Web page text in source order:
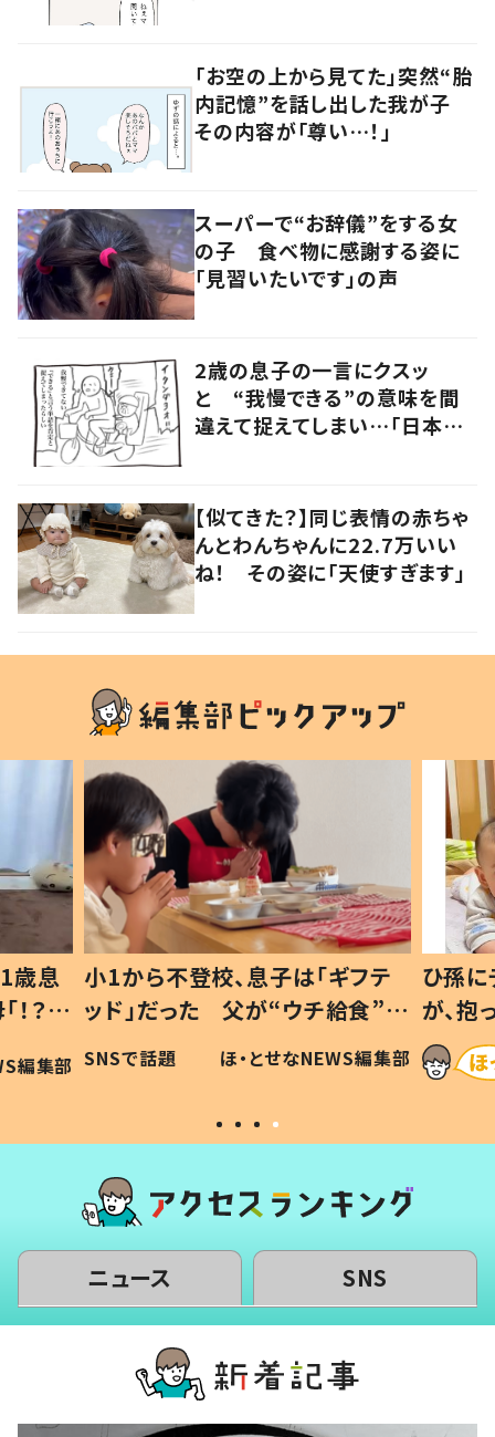
「お空の上から見てた」突然“胎
内記憶”を話し出した我が子
その内容が「尊い…！」
スーパーで“お辞儀”をする女
の子 食べ物に感謝する姿に
「見習いたいです」の声
2歳の息子の一言にクスッ
と “我慢できる”の意味を間
違えて捉えてしまい…「日本語
【似てきた？】同じ表情の赤ちゃ
んとわんちゃんに22.7万いい
ね！ その姿に「天使すぎます」
歳息
？」
編集部
小1から不登校、息子は「ギフテ
ッド」だった 父が“ウチ給食”を
作り続ける理由とは #令和の親
#令和の子
SNSで話題 ほ・とせなNEWS編集部
ひ孫
が、
「涙が
い」
ニュース SNS